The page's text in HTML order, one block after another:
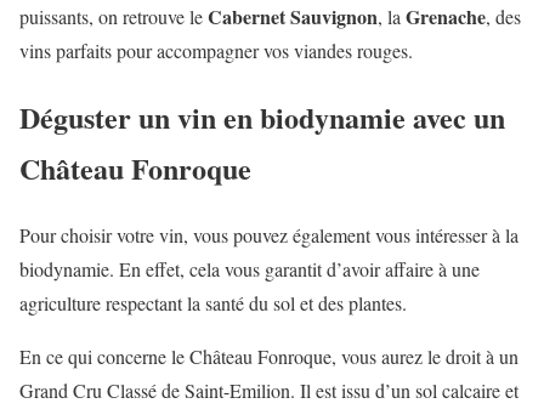
puissants, on retrouve leCabernet Sauvignon, la Grenache, des
vins parfaits pour accompagner vos viandes rouges.
Déguster un vin en biodynamie avec un
Château Fonroque
Pour choisir votre vin, vous pouvez également vous intéresser à la
biodynamie. En effet, cela vous garantit d’avoir affaire à une
agriculture respectant la santé du sol et des plantes.
En ce qui concerne le Château Fonroque, vous aurez le droit à un
Grand Cru Classé de Saint-Emilion. Il est issu d’un sol calcaire et